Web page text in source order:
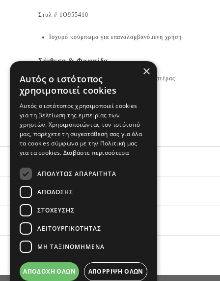
Στυλ # 1O955410
Ισχυρό κούμπωμα για επαναλαμβανόμενη χρήση
Σύνθεση & Φροντίδα
Μπλουζάκι 60% Βαμβάκι, 40% Πολυεστέρας
Κορμάκι & Σορτς 100% Βαμβάκι
Εισαγωγής
Πλένεται στο πλυντήριο
ΟΙ ΑΓΟΡΕΣ ΣΟΥ
BRANDS
×
Αυτός ο ιστότοπος
χρησιμοποιεί cookies
Αυτός ο ιστότοπος χρησιμοποιεί cookies
για τη βελτίωση της εμπειρίας των
χρηστών. Χρησιμοποιώντας τον ιστότοπό
μας, παρέχετε τη συγκατάθεσή σας για όλα
τα cookies σύμφωνα με την Πολιτική μας
για τα cookies. Διαβάστε περισσότερα
ΑΠΟΛΎΤΩΣ ΑΠΑΡΑΊΤΗΤΑ
ΑΠΌΔΟΣΗΣ
ΣΤΌΧΕΥΣΗΣ
ΛΕΙΤΟΥΡΓΙΚΌΤΗΤΑΣ
ΜΗ ΤΑΞΙΝΟΜΗΜΈΝΑ
ΑΠΟΔΟΧΉ ΌΛΩΝ ΑΠΌΡΡΙΨΗ ΌΛΩΝ